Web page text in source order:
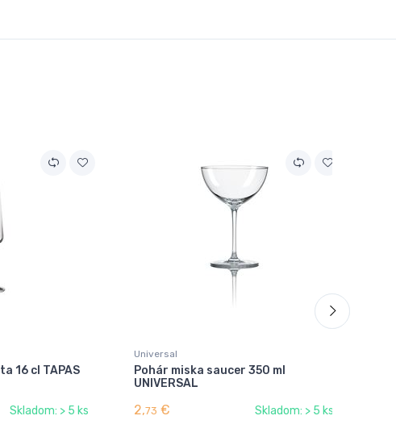
16 cl TAPAS
Skladom: > 5 ks
Universal
Pohár miska saucer 350 ml
UNIVERSAL
2,73 € Skladom: > 5 ks